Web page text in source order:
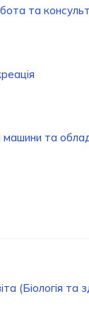
та
машини та
(Біологія та